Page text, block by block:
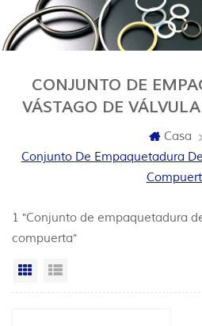
CONJUNTO DE
VÁSTAGO DE
Casa
Conjunto De Empaquetadura
1 "Conjunto de empaquetadura
compuerta"
Vista en cuadrícula